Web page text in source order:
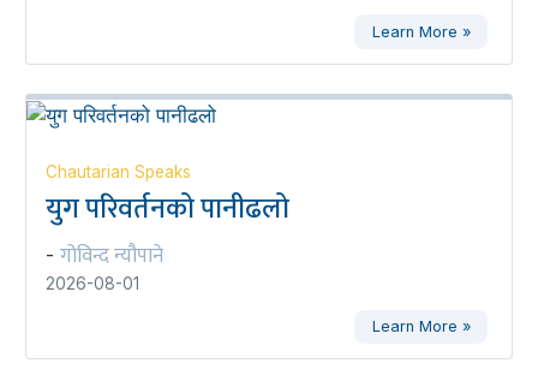
Learn More »
Chautarian Speaks
युग परिवर्तनको पानीढलो
- गोविन्द न्यौपाने
2026-08-01
Learn More »